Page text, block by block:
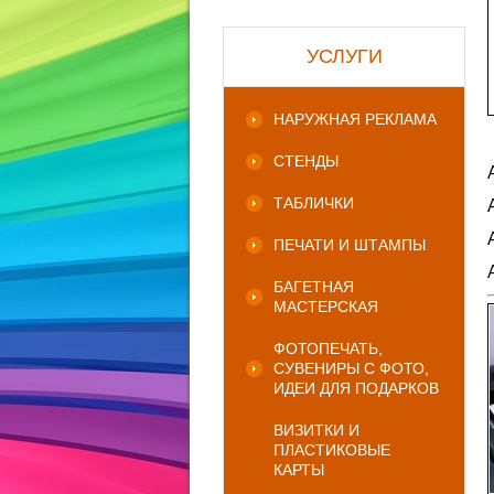
УСЛУГИ
НАРУЖНАЯ РЕКЛАМА
СТЕНДЫ
ТАБЛИЧКИ
ПЕЧАТИ И ШТАМПЫ
БАГЕТНАЯ
МАСТЕРСКАЯ
ФОТОПЕЧАТЬ,
СУВЕНИРЫ С ФОТО,
ИДЕИ ДЛЯ ПОДАРКОВ
ВИЗИТКИ И
ПЛАСТИКОВЫЕ
КАРТЫ